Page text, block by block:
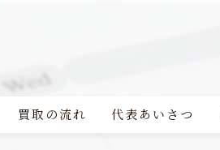
買取の流れ 代表あいさつ